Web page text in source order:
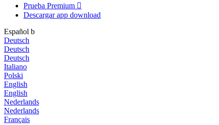
Prueba Premium 
Descargar app download
Español b
Deutsch
Deutsch
Deutsch
Italiano
Polski
English
English
Nederlands
Nederlands
Français